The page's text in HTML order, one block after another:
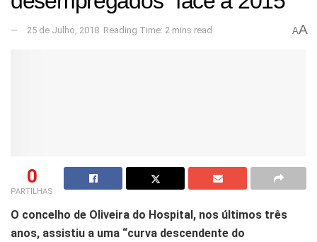
25 de Julho, 2018 Reading Time: 2 mins read AA
0
PARTILHAS
O concelho de Oliveira do Hospital, nos últimos três
anos, assistiu a uma “curva descendente do